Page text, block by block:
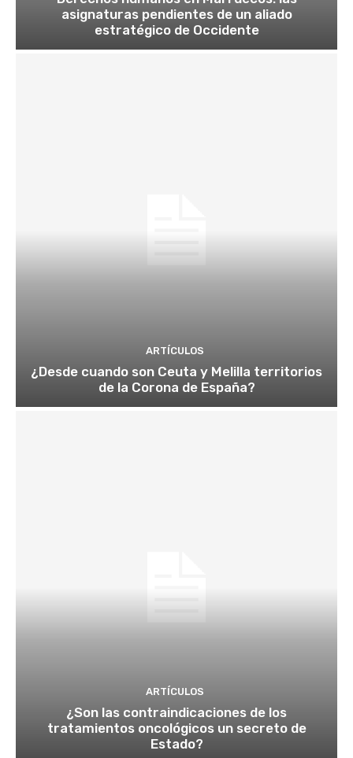
asignaturas pendientes de un aliado
estratégico de Occidente
ARTÍCULOS
¿Desde cuando son Ceuta y Melilla territorios
de la Corona de España?
ARTÍCULOS
¿Son las contraindicaciones de los
tratamientos oncológicos un secreto de
Estado?